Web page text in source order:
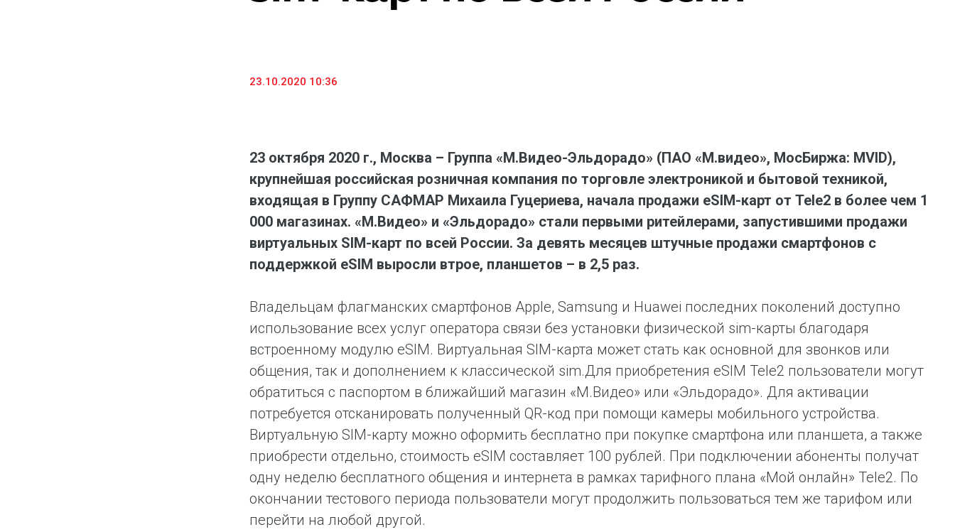
«М.Видео» — эксперт-инноватор в сфере торговли
категории товаров, услуг и сервисов.
23.10.2020 10:36
23 октября 2020 г., Москва – Группа «М.Видео-Эльдорадо» (ПАО «М.видео», МосБиржа: MVID),
крупнейшая российская розничная компания по торговле электроникой и бытовой техникой,
входящая в Группу САФМАР Михаила Гуцериева, начала продажи eSIM-карт от Tele2 в более чем 1
000 магазинах. «М.Видео» и «Эльдорадо» стали первыми ритейлерами, запустившими продажи
виртуальных SIM-карт по всей России. За девять месяцев штучные продажи смартфонов с
поддержкой eSIM выросли втрое, планшетов – в 2,5 раз.
Владельцам флагманских смартфонов Apple, Samsung и Huawei последних поколений доступно
использование всех услуг оператора связи без установки физической sim-карты благодаря
встроенному модулю eSIM. Виртуальная SIM-карта может стать как основной для звонков или
общения, так и дополнением к классической sim.Для приобретения eSIM Tele2 пользователи могут
обратиться с паспортом в ближайший магазин «М.Видео» или «Эльдорадо». Для активации
потребуется отсканировать полученный QR-код при помощи камеры мобильного устройства.
Виртуальную SIM-карту можно оформить бесплатно при покупке смартфона или планшета, а также
приобрести отдельно, стоимость eSIM составляет 100 рублей. При подключении абоненты получат
одну неделю бесплатного общения и интернета в рамках тарифного плана «Мой онлайн» Tele2. По
окончании тестового периода пользователи могут продолжить пользоваться тем же тарифом или
перейти на любой другой.